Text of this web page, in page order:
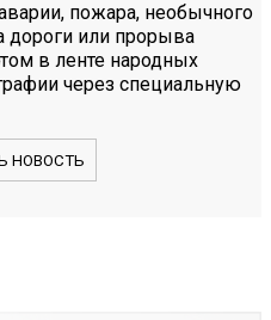
пожара, необычного
дороги или прорыва
в ленте народных
через специальную
НОВОСТЬ